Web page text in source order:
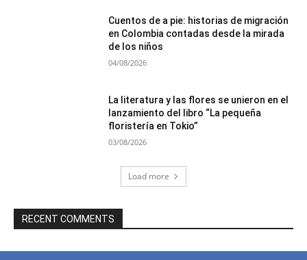
Cuentos de a pie: historias de migración
en Colombia contadas desde la mirada
de los niños
04/08/2026
La literatura y las flores se unieron en el
lanzamiento del libro “La pequeña
floristería en Tokio”
03/08/2026
Load more
RECENT COMMENTS